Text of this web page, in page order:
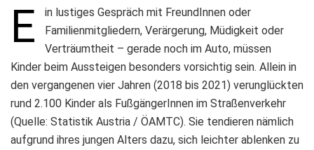
E
in lustiges Gespräch mit FreundInnen oder
Familienmitgliedern, Verärgerung, Müdigkeit oder
Verträumtheit – gerade noch im Auto, müssen
Kinder beim Aussteigen besonders vorsichtig sein. Allein in
den vergangenen vier Jahren (2018 bis 2021) verunglückten
rund 2.100 Kinder als FußgängerInnen im Straßenverkehr
(Quelle: Statistik Austria / ÖAMTC). Sie tendieren nämlich
aufgrund ihres jungen Alters dazu, sich leichter ablenken zu